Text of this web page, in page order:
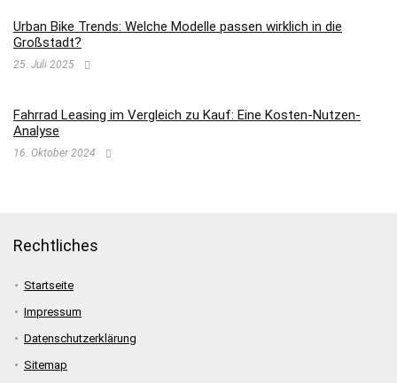
Urban Bike Trends: Welche Modelle passen wirklich in die
Großstadt?
25. Juli 2025
Fahrrad Leasing im Vergleich zu Kauf: Eine Kosten-Nutzen-
Analyse
16. Oktober 2024
Rechtliches
Startseite
Impressum
Datenschutzerklärung
Sitemap